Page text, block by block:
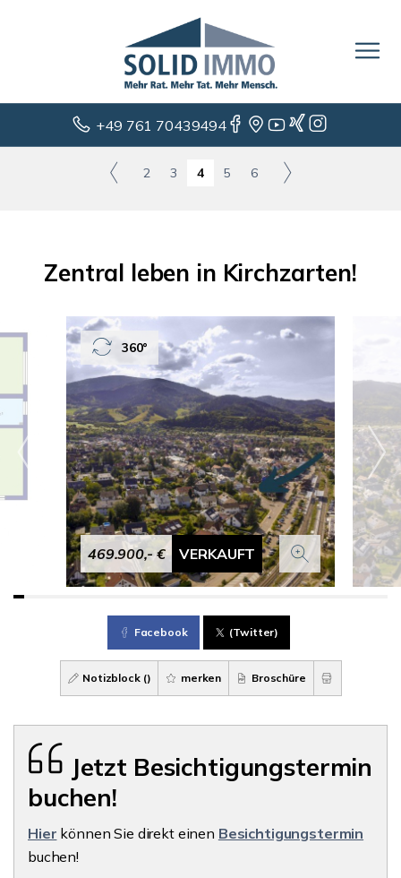
+49 761 70439494
2 3 4 5 6
Zentral leben in Kirchzarten!
469.900,- € VERKAUFT
360°
Facebook (Twitter)
Notizblock () merken Broschüre
Jetzt Besichtigungstermin
buchen!
Hier können Sie direkt einen Besichtigungstermin
buchen!